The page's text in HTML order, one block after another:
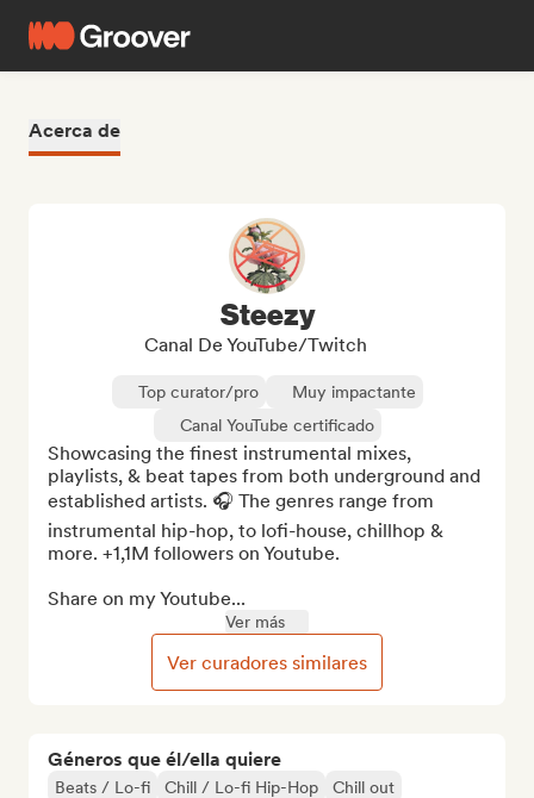
Acerca de
Géneros que él/ella quiere
Beats / Lo-fi Chill / Lo-fi Hip-Hop
Chill out
Steezy
Canal De YouTube/Twitch
Top curator/pro
Muy impactante
Canal YouTube certificado
Showcasing the finest instrumental mixes,
playlists, & beat tapes from both underground and
established artists. 🎧 The genres range from
instrumental hip-hop, to lofi-house, chillhop &
more. +1,1M followers on Youtube.
Share on my Youtube...
Ver más
Ver curadores similares